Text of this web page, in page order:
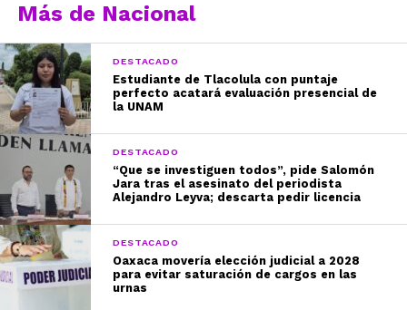
Más de Nacional
DESTACADO
Estudiante de Tlacolula con puntaje
perfecto acatará evaluación presencial de
la UNAM
DESTACADO
“Que se investiguen todos”, pide Salomón
Jara tras el asesinato del periodista
Alejandro Leyva; descarta pedir licencia
DESTACADO
Oaxaca movería elección judicial a 2028
para evitar saturación de cargos en las
urnas